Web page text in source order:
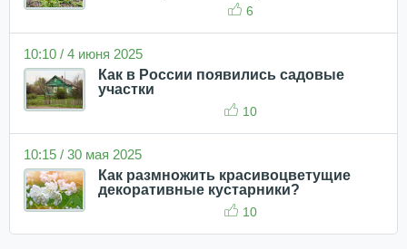
6
10:10 / 4 июня 2025
Как в России появились садовые
участки
10
10:15 / 30 мая 2025
Как размножить красивоцветущие
декоративные кустарники?
10